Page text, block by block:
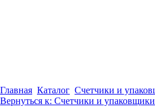
Главная Каталог Счетчики и
Вернуться к: Счетчики и